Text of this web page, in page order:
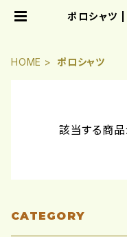
ポロシャツ |
HOME ポロシャツ
該当する商品
CATEGORY